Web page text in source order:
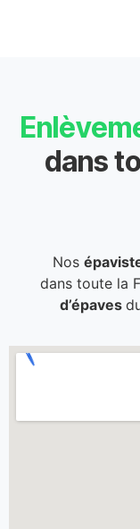
dans
Nos
dans toute la
d’épaves